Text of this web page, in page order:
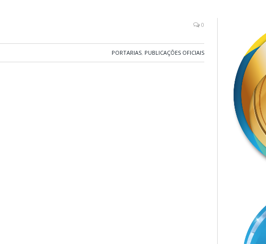
0
PORTARIAS, PUBLICAÇÕES OFICIAIS